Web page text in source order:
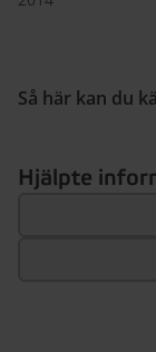
Så här kan du
Hjälpte